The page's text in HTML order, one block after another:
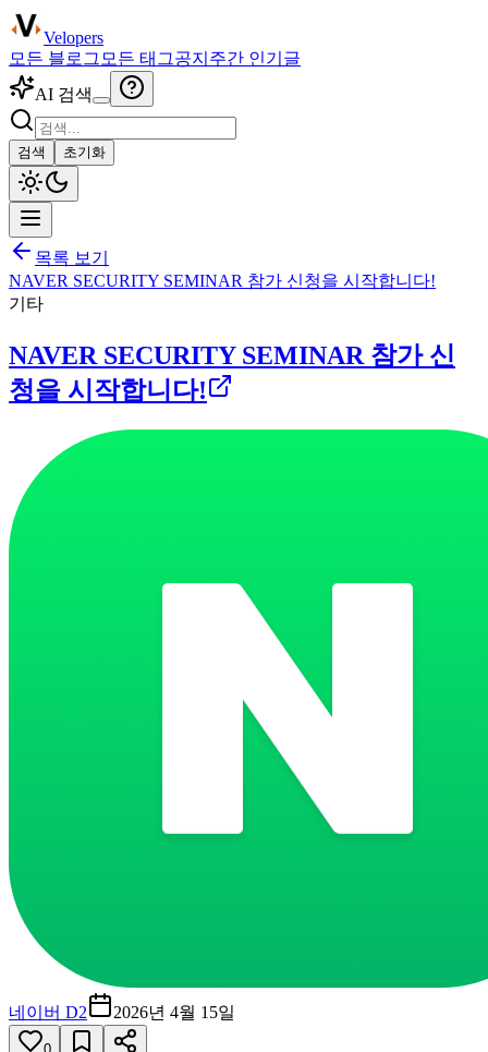
Velopers
모든 블로그 모든 태그공지 주간 인기글
AI 검색
검색 초기화
목록 보기
NAVER SECURITY SEMINAR 참가 신청을 시작합니다!
기타
NAVER SECURITY SEMINAR 참가 신
청을 시작합니다!
네이버 D2 2026년 4월 15일